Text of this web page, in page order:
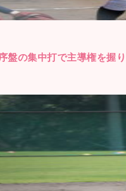
盤の集中打で主導権を握